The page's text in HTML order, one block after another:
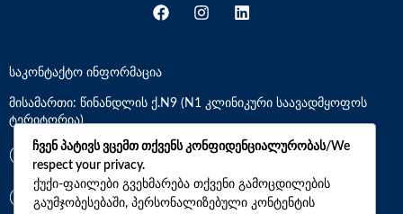
საკონტაქტო ინფორმაცია
მისამართი: წინანდლის ქ.N9 (N1 კლინიკური საავადმყოფოს
ტერიტორია)
*7770
+(995)32 2 800 111
ჩვენ პატივს ვცემთ თქვენს კონფიდენციალურობას/We
respect your privacy.
ქუქი-ფაილები გვეხმარება თქვენი გამოცდილების
გაუმჯობესებაში, პერსონალიზებული კონტენტის